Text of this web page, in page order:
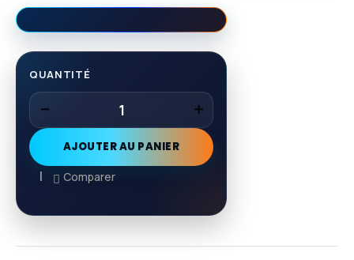
QUANTITÉ
AJOUTER AU PANIER
Comparer